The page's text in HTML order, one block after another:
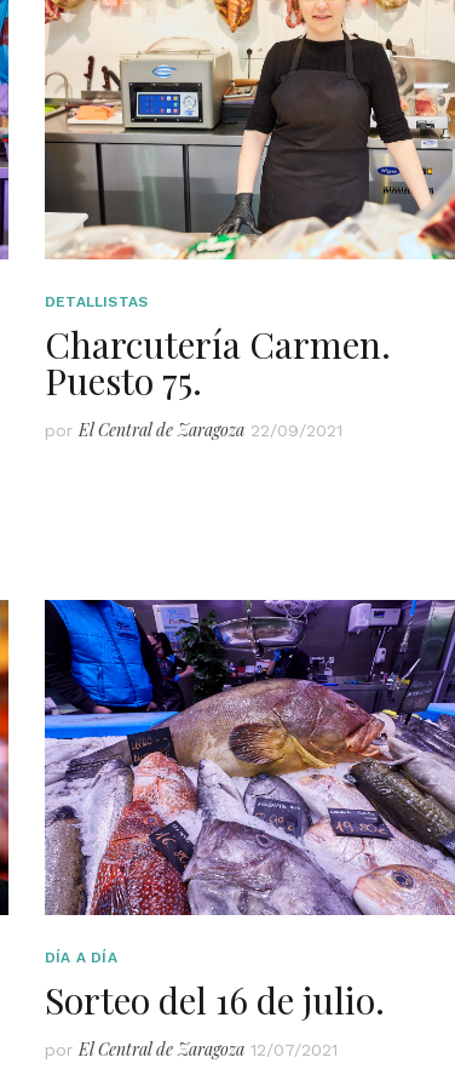
DETALLISTAS
Charcutería Carmen.
Puesto 75.
por El Central de Zaragoza 22/09/2021
DÍA A DÍA
Sorteo del 16 de julio.
por El Central de Zaragoza 12/07/2021